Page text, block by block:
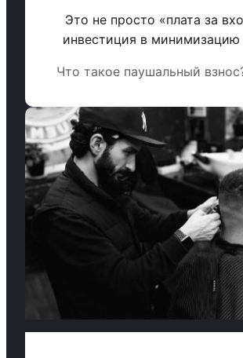
Это не просто «плата за
инвестиция в минимизацию
Что такое паушальный